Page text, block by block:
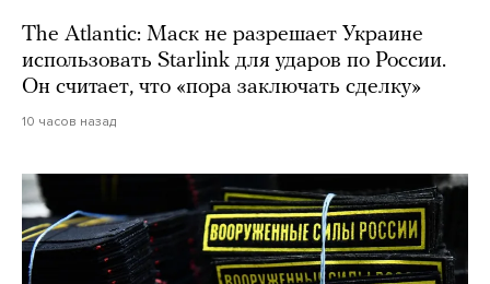
The Atlantic: Маск не разрешает Украине
использовать Starlink для ударов по России.
Он считает, что «пора заключать сделку»
10 часов назад